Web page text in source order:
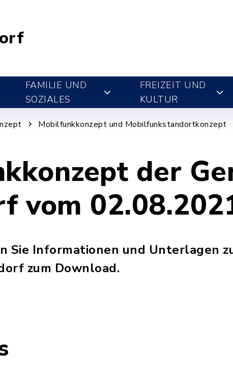
FAMILIE UND
SOZIALES
FREIZEIT UND
KULTUR
Mobilfunkkonzept und Mobilfunkstandortkonzept
der
vom
Sie Informationen und Unterlagen
zum Download.